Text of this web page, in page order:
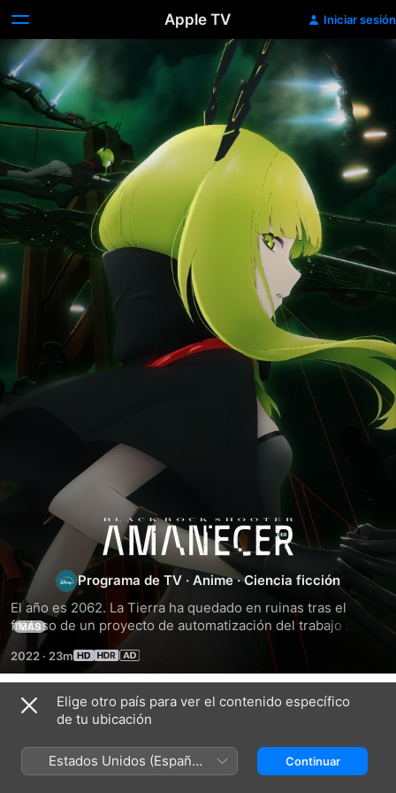
Apple TV Iniciar sesión
Black
Rock
Shooter:
Amanecer
Programa de TV · Anime ·Ciencia ficción
El año es 2062. La Tierra ha quedado en ruinas tras el
fracaso de un proyecto de automatización del trabajo
cuando la IA llamada Artemis emprendió la guerra contra la
humanidad. Una chica, Empress, despierta en un
laboratorio de investigación. Como una de las tres
guardianas supervivientes, debe destruir el ascensor
orbital antes de que Artemis pueda completar su
invadirá la Tierra. Sin embargo, las fuerzas no tripuladas de
Artemis y una secta pueden tener sus propios motivos.
MÁS
2022 · 23m
Temporada 1
Elige otro país para ver el contenido específico
de tu ubicación
Estados Unidos (Español
México)
Continuar